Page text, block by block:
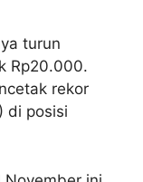
turun
Rp20.000.
rekor
di posisi